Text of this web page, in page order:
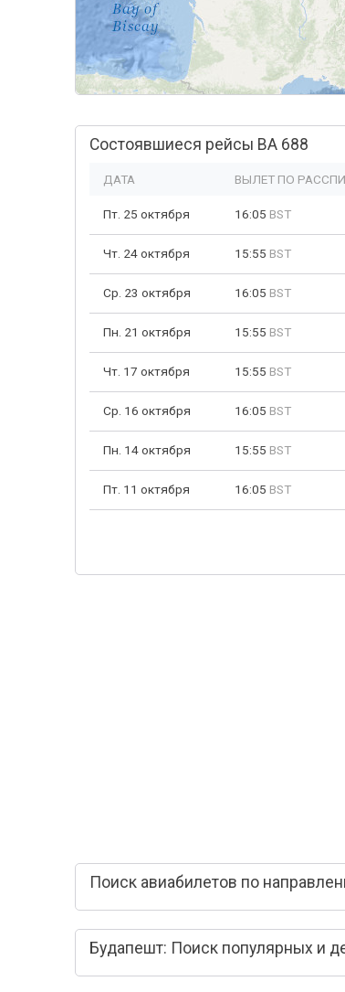
Состоявшиеся рейсы BA 688
ДАТА ВЫЛЕТ ПО
Пт. 25 октября 16:05 BST
Чт. 24 октября 15:55 BST
Ср. 23 октября 16:05 BST
Пн. 21 октября 15:55 BST
Чт. 17 октября 15:55 BST
Ср. 16 октября 16:05 BST
Пн. 14 октября 15:55 BST
Пт. 11 октября 16:05 BST
Поиск авиабилетов по
Будапешт: Поиск популярных и